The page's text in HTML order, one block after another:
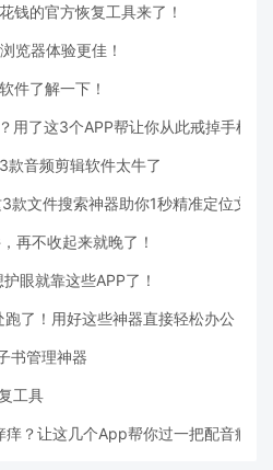
钱的官方恢复工具来了！
览器体验更佳！
件了解一下！
用了这3个APP帮让你从此戒掉手机！
款音频剪辑软件太牛了
文件搜索神器助你1秒精准定位文件
再不收起来就晚了！
眼就靠这些APP了！
了！用好这些神器直接轻松办公
书管理神器
工具
？让这几个App帮你过一把配音瘾